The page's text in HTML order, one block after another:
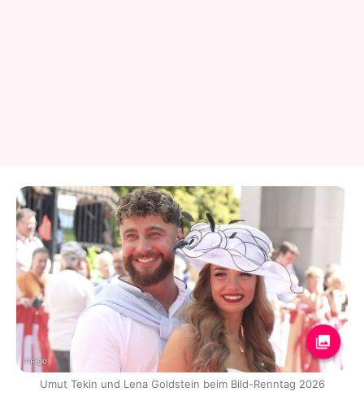
Imago
Umut Tekin und Lena Goldstein beim Bild-Renntag 2026